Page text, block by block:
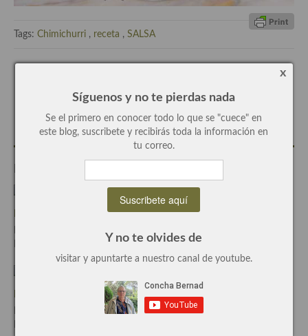
Cocinas del mundo
Cocina Americana
Cocina Argentina
Cocina Cajún y Creole
Tags: Chimichurri , receta , SALSA
Periodista, blogger y cocinera de este blog.
Flaimitudemun, la nueva plataforma viajera.
Por Concha Bernadcon
0 Comentarios
De la Rioja a la huerta, feria de artesanía y gastronomía riojana.
Escrito el Nov-24-2014
x
Síguenos y no te pierdas nada
Se el primero en conocer todo lo que se "cuece" en
este blog, suscribete y recibirás toda la información en
tu correo.
Y no te olvides de
visitar y apuntarte a nuestro canal de youtube.